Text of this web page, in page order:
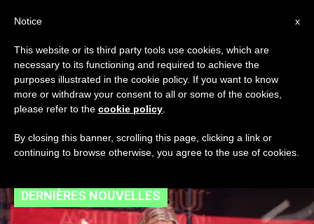
TAG
Posts Tagged
‘كاليفورنيا’
DERNIÈRES NOUVELLES
x
Notice
This website or its third party tools use cookies, which are
necessary to its functioning and required to achieve the
purposes illustrated in the cookie policy. If you want to know
more or withdraw your consent to all or some of the cookies,
please refer to the cookie policy
By closing this banner, scrolling this page, clicking a link or
continuing to browse otherwise, you agree to the use of cookies.